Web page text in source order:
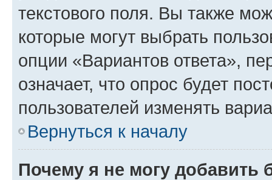
текстового поля. Вы также
которые могут выбрать
опции «Вариантов ответа»,
означает, что опрос будет
пользователей изменять
Вернуться к началу
Почему я не могу добавить